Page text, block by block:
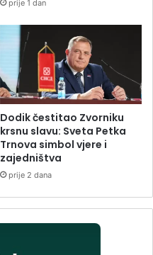
prije 1 dan
Dodik čestitao Zvorniku
krsnu slavu: Sveta Petka
Trnova simbol vjere i
zajedništva
prije 2 dana